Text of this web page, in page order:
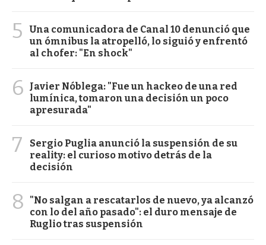
5
Una comunicadora de Canal 10 denunció que
un ómnibus la atropelló, lo siguió y enfrentó
al chofer: "En shock"
6
Javier Nóblega: "Fue un hackeo de una red
lumínica, tomaron una decisión un poco
apresurada"
7
Sergio Puglia anunció la suspensión de su
reality: el curioso motivo detrás de la
decisión
8
"No salgan a rescatarlos de nuevo, ya alcanzó
con lo del año pasado": el duro mensaje de
Ruglio tras suspensión